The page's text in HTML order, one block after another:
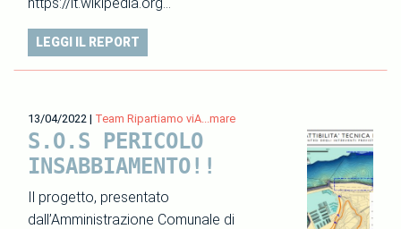
LEGGI IL REPORT
13/04/2022 | Team Ripartiamo viA...mare
S.O.S PERICOLO
INSABBIAMENTO!!
Il progetto, presentato
dall’Amministrazione Comunale di